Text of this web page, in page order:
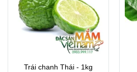
Trái chanh Thái - 1kg